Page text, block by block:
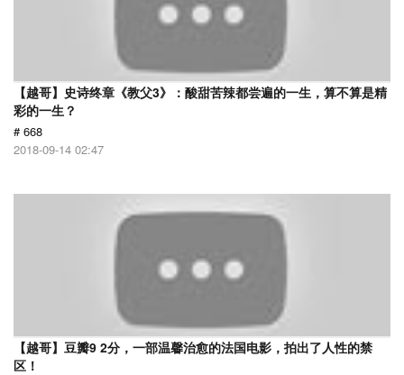
【越哥】史诗终章《教父3》：酸甜苦辣都尝遍的一生，算不算是精
彩的一生？
# 668
2018-09-14 02:47
【越哥】豆瓣9 2分，一部温馨治愈的法国电影，拍出了人性的禁
区！